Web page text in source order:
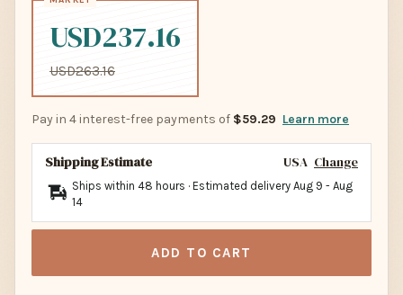
USD237.16
USD263.16
Pay in 4 interest-free payments of $59.29 Learn more
Shipping Estimate USA Change
Ships within 48 hours · Estimated delivery Aug 9 - Aug
14
ADD TO CART